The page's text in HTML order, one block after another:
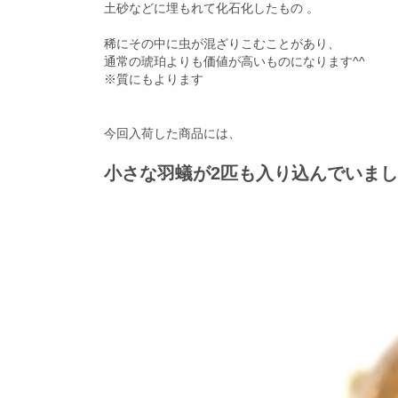
土砂などに埋もれて化石化したもの 。
稀にその中に虫が混ざりこむことがあり、
通常の琥珀よりも価値が高いものになります^^
※質にもよります
今回入荷した商品には、
小さな羽蟻が2匹も入り込んでいま